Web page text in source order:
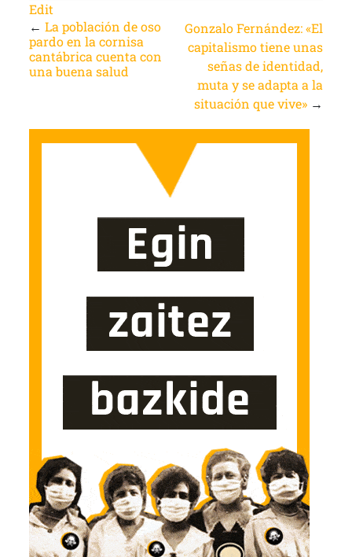
Edit
← La población de oso
pardo en la cornisa
cantábrica cuenta con
una buena salud
Gonzalo Fernández: «El
capitalismo tiene unas
señas de identidad,
muta y se adapta a la
situación que vive» →